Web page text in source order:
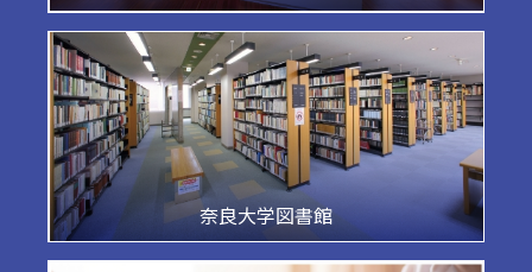
奈良大学図書館